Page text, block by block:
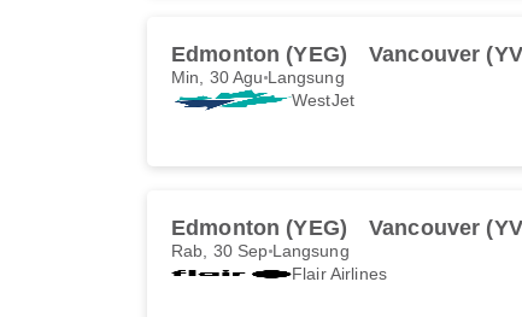
Edmonton (YEG) Vancouver
Min, 30 Agu Langsung
WestJet
Edmonton (YEG) Vancouver
Rab, 30 Sep Langsung
Flair Airlines